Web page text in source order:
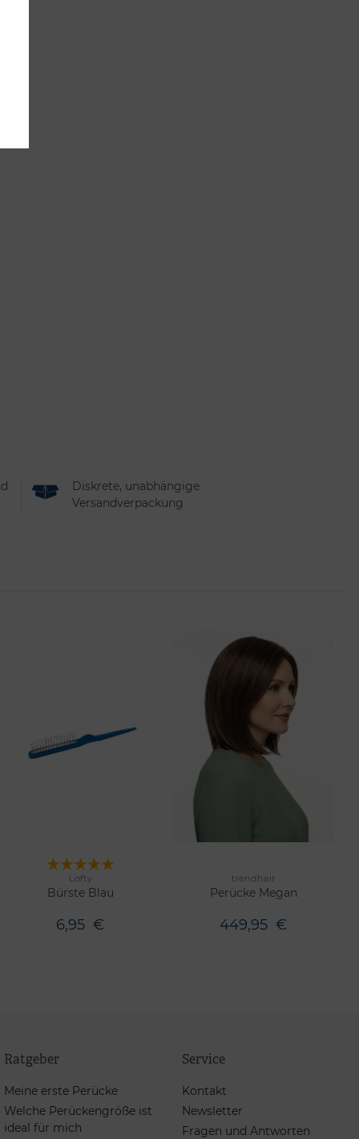
Diskrete, unabhängige
Versandverpackung
Merken
Lofty
Bürste Blau
6,95 €
7 Farben Merken
trendhair
Perücke Megan
449,95 €
Ratgeber
Meine erste Perücke
Welche Perückengröße ist
ideal für mich
Service
Kontakt
Newsletter
Fragen und Antworten